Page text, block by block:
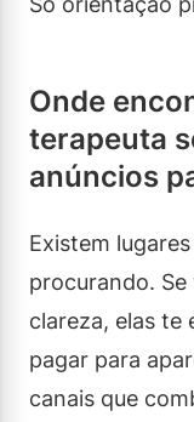
Onde
terapeuta
anúncios
Existem
procurando.
clareza, elas te
pagar para
canais que